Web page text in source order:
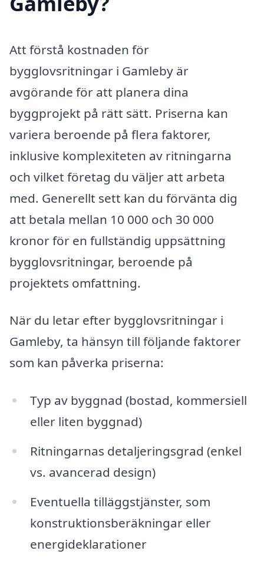
Att förstå kostnaden för
bygglovsritningar i Gamleby är
avgörande för att planera dina
byggprojekt på rätt sätt. Priserna kan
variera beroende på flera faktorer,
inklusive komplexiteten av ritningarna
och vilket företag du väljer att arbeta
med. Generellt sett kan du förvänta dig
att betala mellan 10 000 och 30 000
kronor för en fullständig uppsättning
bygglovsritningar, beroende på
projektets omfattning.
När du letar efter bygglovsritningar i
Gamleby, ta hänsyn till följande faktorer
som kan påverka priserna:
Typ av byggnad (bostad, kommersiell
eller liten byggnad)
Ritningarnas detaljeringsgrad (enkel
vs. avancerad design)
Eventuella tilläggstjänster, som
konstruktionsberäkningar eller
energideklarationer